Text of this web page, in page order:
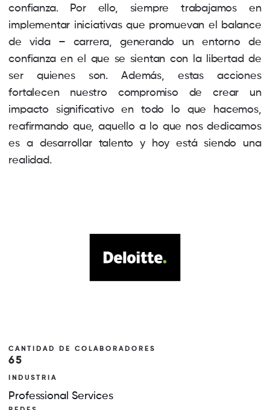
confianza. Por ello, siempre trabajamos en
implementar iniciativas que promuevan el balance
de vida – carrera, generando un entorno de
confianza en el que se sientan con la libertad de
ser quienes son. Además, estas acciones
fortalecen nuestro compromiso de crear un
impacto significativo en todo lo que hacemos,
reafirmando que, aquello a lo que nos dedicamos
es a desarrollar talento y hoy está siendo una
realidad.
CANTIDAD DE COLABORADORES
65
INDUSTRIA
Professional Services